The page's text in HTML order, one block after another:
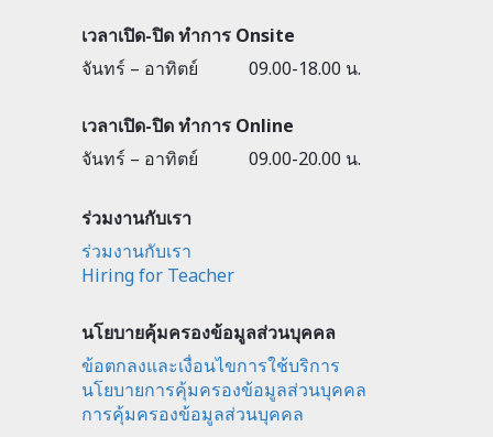
เวลาเปิด-ปิด ทำการ Onsite
จันทร์ – อาทิตย์
09.00-18.00 น.
เวลาเปิด-ปิด ทำการ Online
จันทร์ – อาทิตย์
09.00-20.00 น.
ร่วมงานกับเรา
ร่วมงานกับเรา
Hiring for Teacher
นโยบายคุ้มครองข้อมูลส่วนบุคคล
ข้อตกลงและเงื่อนไขการใช้บริการ
นโยบายการคุ้มครองข้อมูลส่วนบุคคล
การคุ้มครองข้อมูลส่วนบุคคล